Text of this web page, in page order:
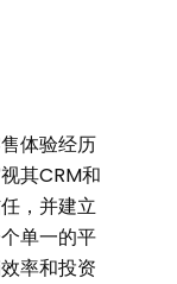
体验经历
其CRM和
，并建立
单一的平
率和投资